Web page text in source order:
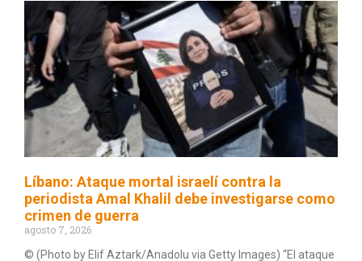
Líbano: Ataque mortal israelí contra la
periodista Amal Khalil debe investigarse como
crimen de guerra
agosto 7, 2026
© (Photo by Elif Aztark/Anadolu via Getty Images) “El ataque